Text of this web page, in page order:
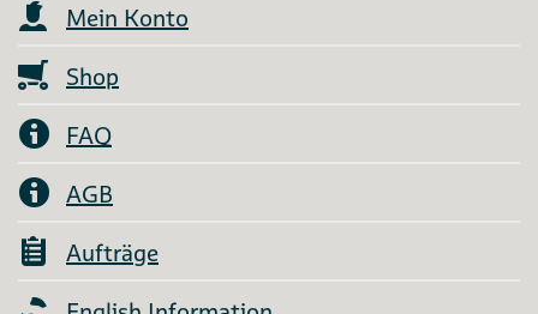
Mein Konto
Shop
FAQ
AGB
Aufträge